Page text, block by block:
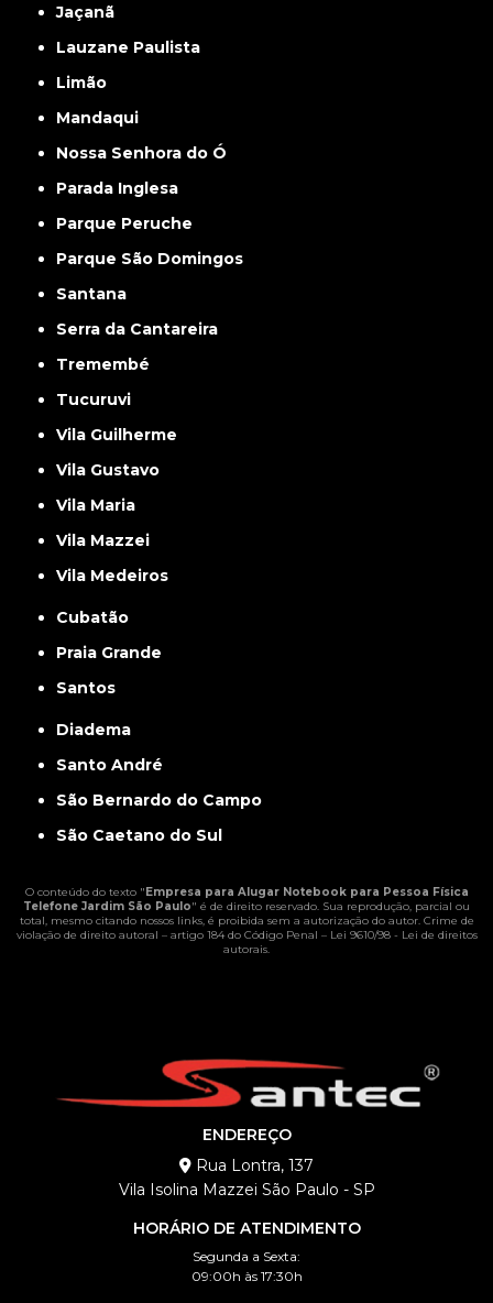
Jaçanã
Lauzane Paulista
Limão
Mandaqui
Nossa Senhora do Ó
Parada Inglesa
Parque Peruche
Parque São Domingos
Santana
Serra da Cantareira
Tremembé
Tucuruvi
Vila Guilherme
Vila Gustavo
Vila Maria
Vila Mazzei
Vila Medeiros
Cubatão
Praia Grande
Santos
Diadema
Santo André
São Bernardo do Campo
São Caetano do Sul
O conteúdo do texto "Empresa para Alugar Notebook para Pessoa Física
Telefone Jardim São Paulo" é de direito reservado. Sua reprodução, parcial ou
total, mesmo citando nossos links, é proibida sem a autorização do autor. Crime de
violação de direito autoral – artigo 184 do Código Penal – Lei 9610/98 - Lei de direitos
autorais.
ENDEREÇO
Rua Lontra, 137
Vila Isolina Mazzei São Paulo - SP
HORÁRIO DE ATENDIMENTO
Segunda a Sexta:
09:00h às 17:30h